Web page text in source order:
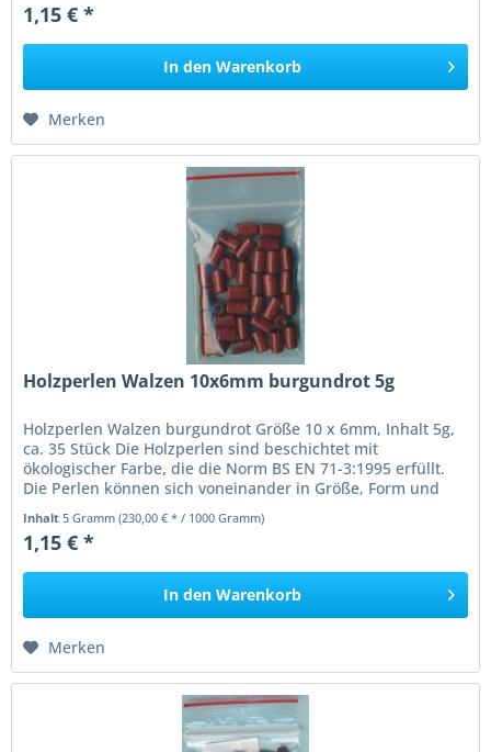
1,15 € *
In den Warenkorb
Merken
Holzperlen Walzen 10x6mm burgundrot 5g
Holzperlen Walzen burgundrot Größe 10 x 6mm, Inhalt 5g,
ca. 35 Stück Die Holzperlen sind beschichtet mit
ökologischer Farbe, die die Norm BS EN 71-3:1995 erfüllt.
Die Perlen können sich voneinander in Größe, Form und
Inhalt5 Gramm(230,00 € * / 1000 Gramm)
1,15 € *
In den Warenkorb
Merken